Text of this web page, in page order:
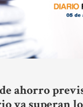
ahorro